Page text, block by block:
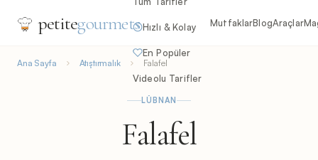
petitegourmets Hızlı & Kolay
En Popüler
Videolu Tarifler
MutfaklarBlogAraçlar
Ana Sayfa Atıştırmalık Falafel
LÜBNAN
Falafel